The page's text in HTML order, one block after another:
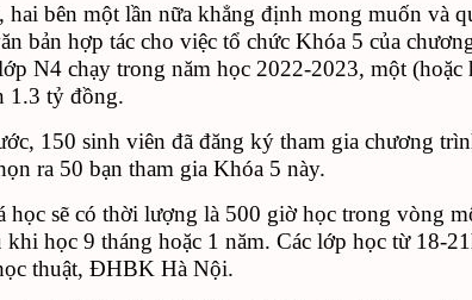
hai bên một lần nữa khẳng định mong muốn và
bản hợp tác cho việc tổ chức Khóa 5 của
N4 chạy trong năm học 2022-2023, một
1.3 tỷ đồng.
150 sinh viên đã đăng ký tham gia chương
ra 50 bạn tham gia Khóa 5 này.
học sẽ có thời lượng là 500 giờ học trong vòng
khi học 9 tháng hoặc 1 năm. Các lớp học từ 18-
thuật, ĐHBK Hà Nội.